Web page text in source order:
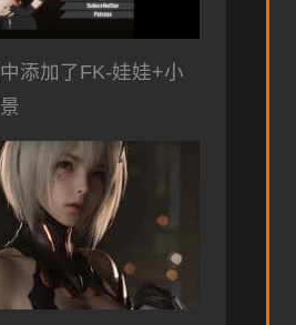
添加了FK-娃娃+小